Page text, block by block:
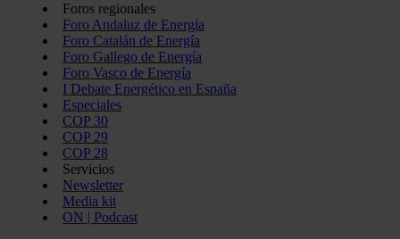
Foros regionales
Foro Andaluz de Energía
Foro Catalán de Energía
Foro Gallego de Energía
Foro Vasco de Energía
I Debate Energético en España
Especiales
COP 30
COP 29
COP 28
Servicios
Newsletter
Media kit
ON | Podcast